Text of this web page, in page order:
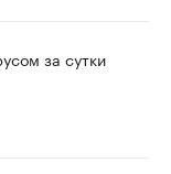
за сутки